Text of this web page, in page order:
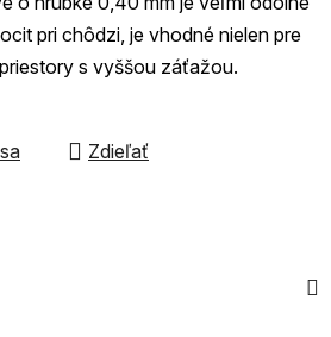
pri chôdzi, je vhodné nielen pre
s vyššou záťažou.
Zdieľať